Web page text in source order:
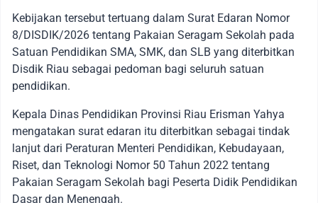
Kebijakan tersebut tertuang dalam Surat Edaran Nomor
8/DISDIK/2026 tentang Pakaian Seragam Sekolah pada
Satuan Pendidikan SMA, SMK, dan SLB yang diterbitkan
Disdik Riau sebagai pedoman bagi seluruh satuan
pendidikan.
Kepala Dinas Pendidikan Provinsi Riau Erisman Yahya
mengatakan surat edaran itu diterbitkan sebagai tindak
lanjut dari Peraturan Menteri Pendidikan, Kebudayaan,
Riset, dan Teknologi Nomor 50 Tahun 2022 tentang
Pakaian Seragam Sekolah bagi Peserta Didik Pendidikan
Dasar dan Menengah.